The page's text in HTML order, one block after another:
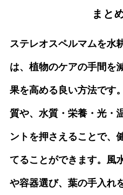
まと
ステレオスペルマムを水
は、植物のケアの手間を
果を高める良い方法です
質や、水質・栄養・光・
ントを押さえることで、
てることができます。風
や容器選び、葉の手入れ